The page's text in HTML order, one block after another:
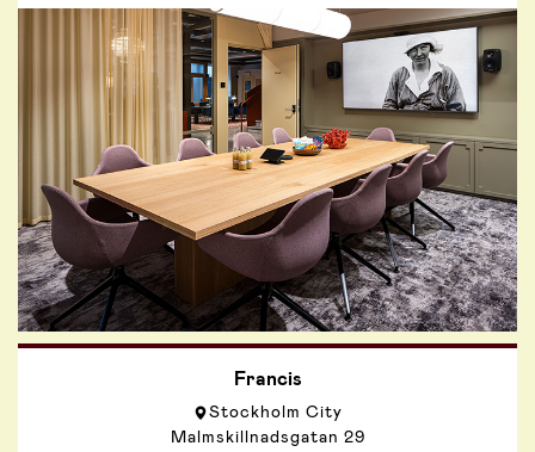
Francis
Stockholm City
Malmskillnadsgatan 29